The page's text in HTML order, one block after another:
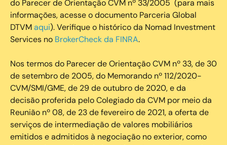
do Parecer de Orientação CVM nº 33/2005 (para mais
informações, acesse o documento Parceria Global
DTVMaqui). Verifique o histórico da Nomad Investment
Services no BrokerCheck da FINRA.
Nos termos do Parecer de Orientação CVM nº 33, de 30
de setembro de 2005, do Memorando nº 112/2020-
CVM/SMI/GME, de 29 de outubro de 2020, e da
decisão proferida pelo Colegiado da CVM por meio da
Reunião nº 08, de 23 de fevereiro de 2021, a oferta de
serviços de intermediação de valores mobiliários
emitidos e admitidos à negociação no exterior, como